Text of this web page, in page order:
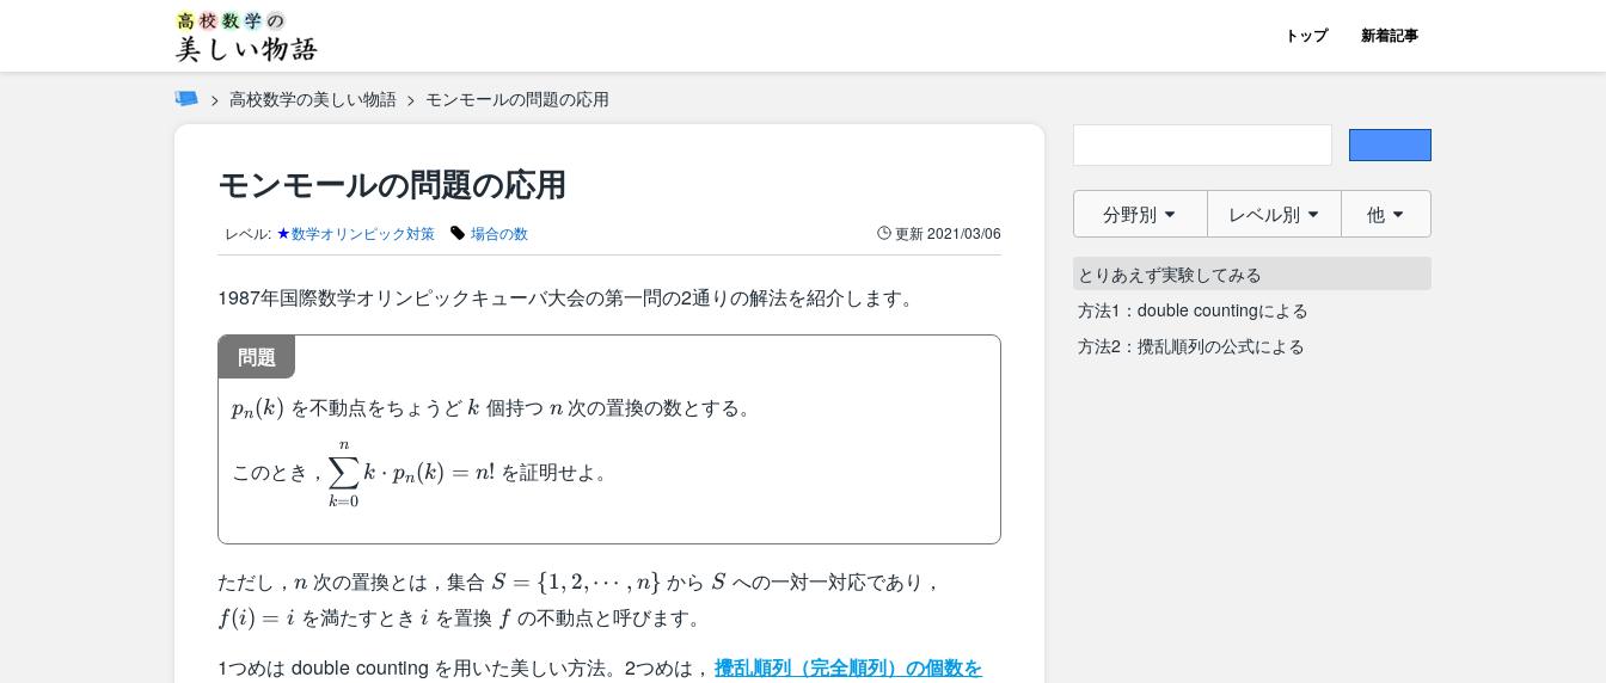
トップ 新着記事
高校数学の美しい物語 モンモールの問題の応用
モンモールの問題の応用
レベル: ★数学オリンピック対策 場合の数 更新2021/03/06
1987年国際数学オリンピックキューバ大会の第一問の2通りの解法を紹介します。
問題
p_n(k)
pn(k) を不動点をちょうど k
k 個持つ n
n次の置換の数とする。
このとき，
\displaystyle\sum_{k=0}^nk\cdot
p_n(k)=n!
k=0
∑
n
k ⋅ pn(k) = n! を証明せよ。
ただし， n
n 次の置換とは，集合 S=\
{1,2,\cdots,n\}
S = {1, 2, ⋯ , n} から S
S への一対一対応であり，
f(i) = i を満たすときi
i を置換 ff の不動点と呼びます。
1つめは double counting を用いた美しい方法。2つめは， 攪乱順列（完全順列）の個数を
分野別 レベル別 他
とりあえず実験してみる
方法1：double countingによる
方法2：攪乱順列の公式による